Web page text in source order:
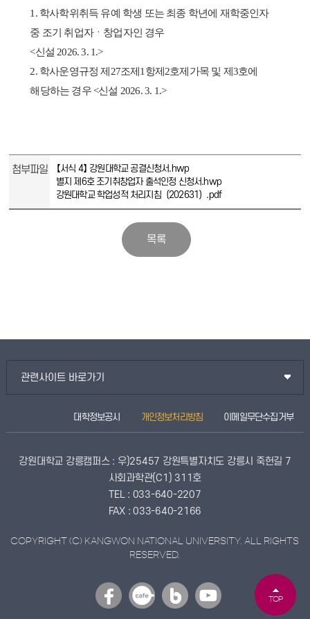
1. 학사학위취득 유예 학생 또는 최종 학년에 재학중인자
중 조기 취업자ㆍ창업자인 경우
<신설 2026. 3. 1.>
2. 학사운영규정 제27조제1항제2호제가목 및 제3호에
해당하는 경우 <신설 2026. 3. 1.>
첨부파일
【서식 4】 강원대학교 공결신청서.hwp
별지 제6호 조기취창업자 출석인정 신청서.hwp
강원대학교 학업성적 처리지침（202631）.pdf
관련사이트 바로가기
대학정보공시 개인정보처리방침 이메일무단수집거부
강원대학교 강릉캠퍼스 : 우)25457 강원특별자치도 강릉시 죽헌길 7
사회과학관(C1) 311호
TEL : 033-640-2207
FAX : 033-640-2166
COPYRIGHT (C) KANGWON NATIONAL UNIVERSITY. ALL RIGHTS
RESERVED.
TOP